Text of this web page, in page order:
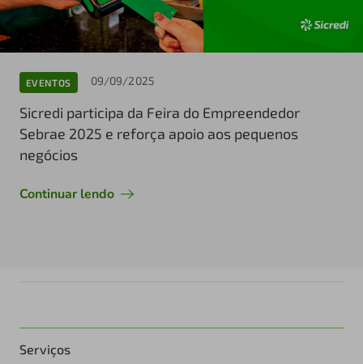
EVENTOS 09/09/2025
Sicredi participa da Feira do Empreendedor
Sebrae 2025 e reforça apoio aos pequenos
negócios
Continuar lendo
Serviços